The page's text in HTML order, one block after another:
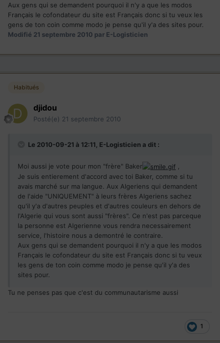
Aux gens qui se demandent pourquoi il n'y a que les modos
Français le cofondateur du site est Français donc si tu veux les
gens de ton coin comme modo je pense qu'il y'a des sites pour.
Modifié 21 septembre 2010 par E-Logisticien
Habitués
djidou
Posté(e) 21 septembre 2010
Le 2010-09-21 à 12:11, E-Logisticien a dit :
Moi aussi je vote pour mon "frère" Baker
Je suis entierement d'accord avec toi Baker, comme si tu
avais marché sur ma langue. Aux Algeriens qui demandent
de l'aide "UNIQUEMENT" à leurs frères Algeriens sachez
qu'il y'a d'autres peuples et d'autres couleurs en dehors de
l'Algerie qui vous sont aussi "frères". Ce n'est pas parceque
la personne est Algerienne vous rendra necessairement
service, l'histoire nous a demontré le contraire.
Aux gens qui se demandent pourquoi il n'y a que les modos
Français le cofondateur du site est Français donc si tu veux
les gens de ton coin comme modo je pense qu'il y'a des
sites pour.
Tu ne penses pas que c'est du communautarisme aussi
1